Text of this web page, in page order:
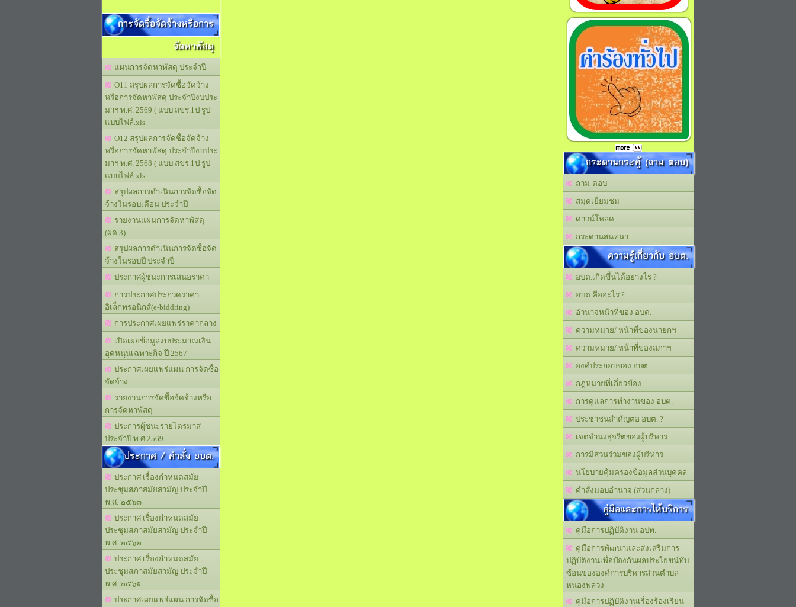
การจัดซื้อจัดจ้างหรือการ
จัดหาพัสดุ
แผนการจัดหาพัสดุ ประจำปี
O11 สรุปผลการจัดซื้อจัดจ้าง
หรือการจัดหาพัสดุ ประจำปีงบประ
มาฯ พ.ศ. 2569 ( แบบ สขร.1ป รูป
แบบไฟล์.xls
O12 สรุปผลการจัดซื้อจัดจ้าง
หรือการจัดหาพัสดุ ประจำปีงบประ
มาฯ พ.ศ. 2568 ( แบบ สขร.1ป รูป
แบบไฟล์.xls
สรุปผลการดำเนินการจัดซื้อจัด
จ้างในรอบเดือน ประจำปี
รายงานแผนการจัดหาพัสดุ
(ผด.3)
สรุปผลการดำเนินการจัดซื้อจัด
จ้างในรอบปี ประจำปี
ประกาศผู้ชนะการเสนอราคา
การประกาศประกวดราคา
อิเล็กทรอนิกส์(e-biddring)
การประกาศเผยแพร่ราคากลาง
เปิดเผยข้อมูลงบประมาณเงิน
อุดหนุนเฉพาะกิจ ปี 2567
ประกาศเผยแพร่แผน การจัดซื้อ
จัดจ้าง
รายงานการจัดซื้อจ้ดจ้างหรือ
การจัดหาพัสดุ
ประการผู้ชนะรายไตรมาส
ประจำปี พ.ศ.2569
ประกาศ / คำสั่ง อบต.
ประกาศ เรื่องกำหนดสมัย
ประชุมสภาสมัยสามัญ ประจำปี
พ.ศ. ๒๕๖๓
ประกาศ เรื่องกำหนดสมัย
ประชุมสภาสมัยสามัญ ประจำปี
พ.ศ. ๒๕๖๒
ประกาศ เรื่องกำหนดสมัย
ประชุมสภาสมัยสามัญ ประจำปี
พ.ศ. ๒๕๖๑
ประกาศเผยแพร่แผน การจัดซื้อ
กระดานกระทู้ (ถาม ตอบ)
ถาม-ตอบ
สมุดเยี่ยมชม
ดาวน์โหลด
กระดานสนทนา
ความรู้เกี่ยวกับ อบต.
อบต.เกิดขึ้นได้อย่างไร ?
อบต.คืออะไร ?
อำนาจหน้าที่ของ อบต.
ความหมาย/ หน้าที่ของนายกฯ
ความหมาย/ หน้าที่ของสภาฯ
องค์ประกอบของ อบต.
กฎหมายที่เกี่ยวข้อง
การดูแลการทำงานของ อบต.
ประชาชนสำคัญต่อ อบต. ?
เจตจำนงสุจริตของผู้บริหาร
การมีส่วนร่วมของผู้บริหาร
นโยบายคุ้มครองข้อมูลส่วนบุคคล
คำสั่งมอบอำนาจ (ส่วนกลาง)
คู่มือและการให้บริการ
คู่มือการปฏิบัติงาน อปท.
คู่มือการพัฒนาและส่งเสริมการ
ปฏิบัติงานเพื่อป้องกันผลประโยชน์ทับ
ซ้อนขององค์การบริหารส่วนตำบล
หนองพลวง
คู่มือการปฏิบัติงานเรื่องร้องเรียน